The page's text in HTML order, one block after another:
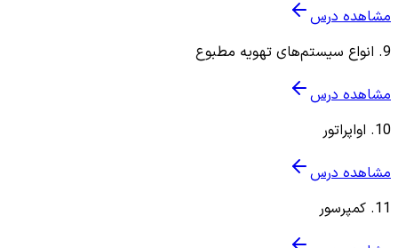
مشاهده درس
9
. انواع سیستم‌های تهویه مطبوع
مشاهده درس
10
. اواپراتور
مشاهده درس
11
. کمپرسور